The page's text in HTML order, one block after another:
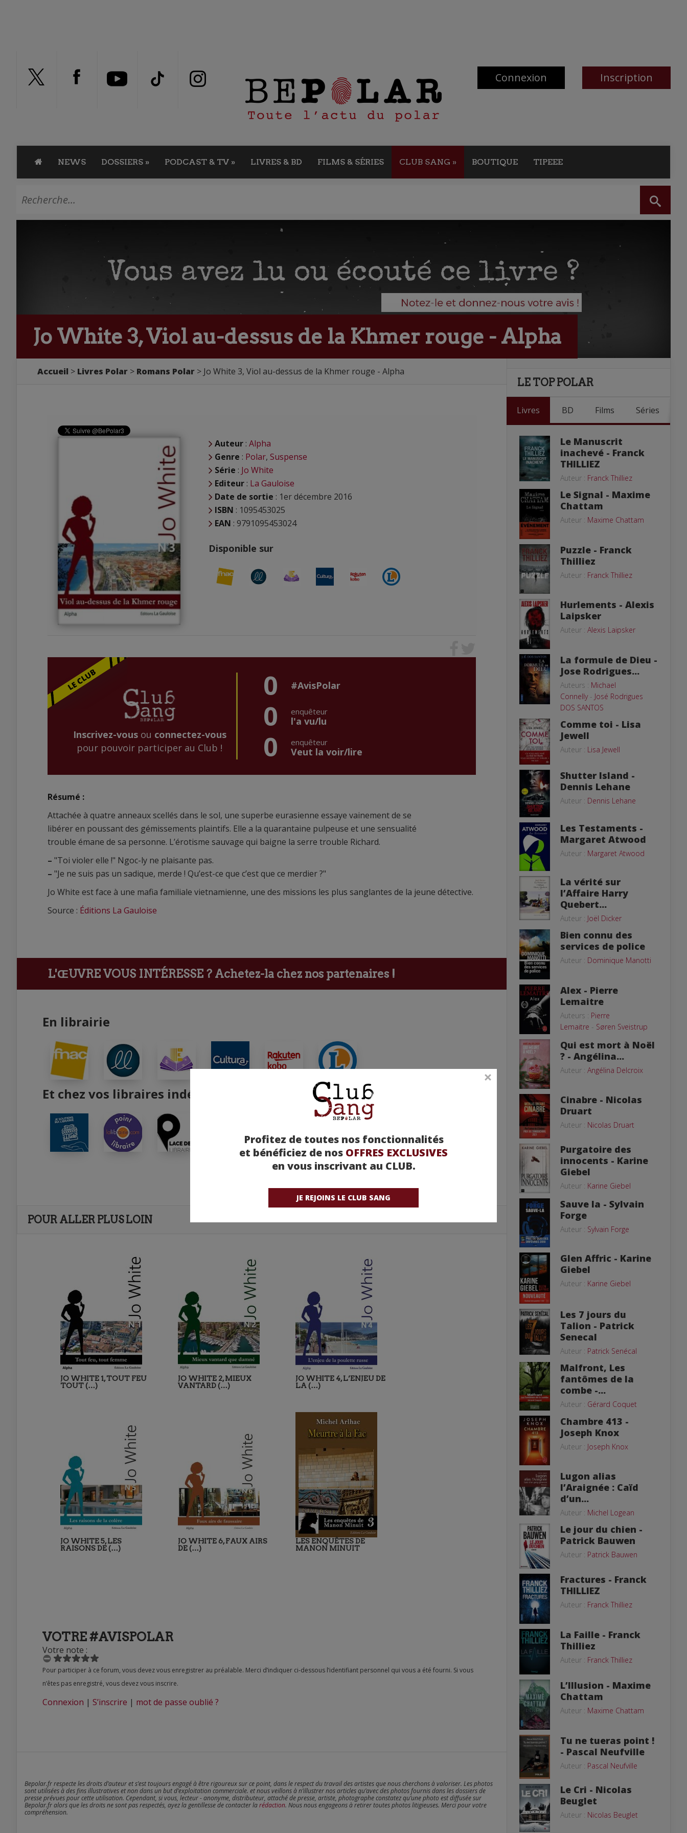
Connexion Inscription
NEWS DOSSIERS » PODCAST & TV » LIVRES & BD FILMS & SÉRIES CLUB SANG » BOUTIQUE TIPEEE
Profitez de toutes nos fonctionnalités
et bénéficiez de nos OFFRES EXCLUSIVES
en vous inscrivant au CLUB.
JE REJOINS LE CLUB SANG
Jo White 3, Viol au-dessus de la Khmer rouge - Alpha
Accueil Livres Polar Romans Polar Jo White 3, Viol au-dessus de la Khmer rouge - Alpha
Auteur : Alpha
Genre : Polar, Suspense
Série : Jo White
Editeur : La Gauloise
Date de sortie : 1er décembre 2016
ISBN : 1095453025
EAN : 9791095453024
Disponible sur
Inscrivez-vousou connectez-vous
pour pouvoir participer au Club !
0 #AvisPolar
0 enquêteur
l'a vu/lu
0 enquêteur
Veut la voir/lire
Résumé :
Attachée à quatre anneaux scellés dans le sol, une superbe eurasienne essaye vainement de se
libérer en poussant des gémissements plaintifs. Elle a la quarantaine pulpeuse et une sensualité
trouble émane de sa personne. L’érotisme sauvage qui baigne la serre trouble Richard.
– "Toi violer elle !" Ngoc-ly ne plaisante pas.
– "Je ne suis pas un sadique, merde ! Qu’est-ce que c’est que ce merdier ?"
Jo White est face à une mafia familiale vietnamienne, une des missions les plus sanglantes de la jeune détective.
Source : Éditions La Gauloise
L'ŒUVRE VOUS INTÉRESSE ? Achetez-la chez nos partenaires !
En librairie
Et chez vos libraires indépendants
POUR ALLER PLUS LOIN
JO WHITE 1, TOUT FEU
TOUT (…)
JO WHITE 2, MIEUX
VANTARD (…)
JO WHITE 4, L’ENJEU DE
LA (…)
JO WHITE 5, LES
RAISONS DE (…)
JO WHITE 6, FAUX AIRS
DE (…)
LES ENQUÊTES DE
MANON MINUIT
VOTRE #AVISPOLAR
Votre note :
Pour participer à ce forum, vous devez vous enregistrer au préalable. Merci d’indiquer ci-dessous l’identifiant personnel qui vous a été fourni. Si vous
n’êtes pas enregistré, vous devez vous inscrire.
Connexion | S’inscrire | mot de passe oublié ?
Bepolar.fr respecte les droits d’auteur et s’est toujours engagé à être rigoureux sur ce point, dans le respect du travail des artistes que nous cherchons à valoriser. Les photos
sont utilisées à des fins illustratives et non dans un but d’exploitation commerciale. et nous veillons à n’illustrer nos articles qu’avec des photos fournis dans les dossiers de
presse prévues pour cette utilisation. Cependant, si vous, lecteur - anonyme, distributeur, attaché de presse, artiste, photographe constatez qu’une photo est diffusée sur
Bepolar.fr alors que les droits ne sont pas respectés, ayez la gentillesse de contacter larédaction. Nous nous engageons à retirer toutes photos litigieuses. Merci pour votre
compréhension.
LE TOP POLAR
Livres BD Films Séries
Le Manuscrit
inachevé - Franck
THILLIEZ
Auteur : Franck Thilliez
Le Signal - Maxime
Chattam
Auteur : Maxime Chattam
Puzzle - Franck
Thilliez
Auteur : Franck Thilliez
Hurlements - Alexis
Laipsker
Auteur : Alexis Laipsker
La formule de Dieu -
Jose Rodrigues...
Auteurs : Michael
Connelly- José Rodrigues
DOS SANTOS
Comme toi - Lisa
Jewell
Auteur : Lisa Jewell
Shutter Island -
Dennis Lehane
Auteur : Dennis Lehane
Les Testaments -
Margaret Atwood
Auteur : Margaret Atwood
La vérité sur
l’Affaire Harry
Quebert...
Auteur : Joël Dicker
Bien connu des
services de police
Auteur : Dominique Manotti
Alex - Pierre
Lemaitre
Auteurs : Pierre
Lemaitre - Søren Sveistrup
Qui est mort à Noël
? - Angélina...
Auteur : Angélina Delcroix
Cinabre - Nicolas
Druart
Auteur : Nicolas Druart
Purgatoire des
innocents - Karine
Giebel
Auteur : Karine Giebel
Sauve la - Sylvain
Forge
Auteur : Sylvain Forge
Glen Affric - Karine
Giebel
Auteur : Karine Giebel
Les 7 jours du
Talion - Patrick
Senecal
Auteur : Patrick Senécal
Malfront, Les
fantômes de la
combe -...
Auteur : Gérard Coquet
Chambre 413 -
Joseph Knox
Auteur : Joseph Knox
Lugon alias
l’Araignée : Caïd
d’un...
Auteur : Michel Logean
Le jour du chien -
Patrick Bauwen
Auteur : Patrick Bauwen
Fractures - Franck
THILLIEZ
Auteur : Franck Thilliez
La Faille - Franck
Thilliez
Auteur : Franck Thilliez
L’Illusion - Maxime
Chattam
Auteur : Maxime Chattam
Tu ne tueras point !
- Pascal Neufville
Auteur : Pascal Neufville
Le Cri - Nicolas
Beuglet
Auteur : Nicolas Beuglet